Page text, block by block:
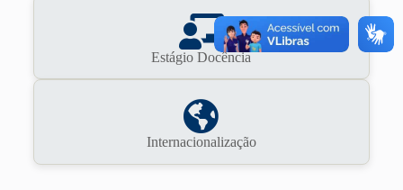
Estágio Docência
Internacionalização